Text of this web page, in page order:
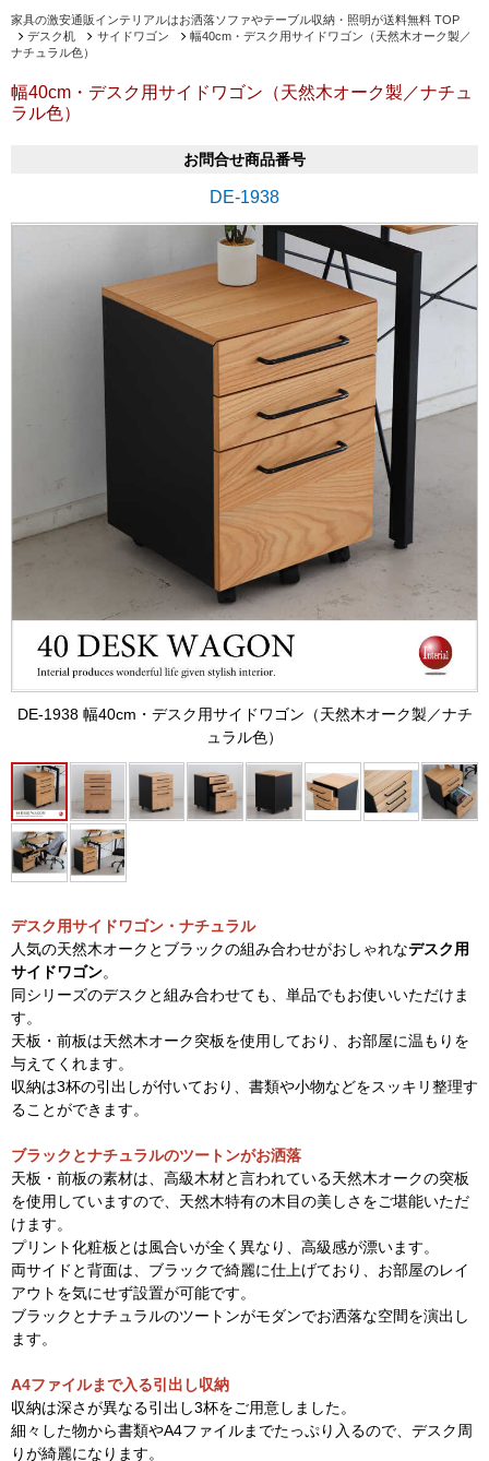
家具の激安通販インテリアルはお洒落ソファやテーブル収納・照明が送料無料 TOP
デスク机
サイドワゴン
幅40cm・デスク用サイドワゴン（天然木オーク製／
ナチュラル色）
幅40cm・デスク用サイドワゴン（天然木オーク製／ナチュ
ラル色）
お問合せ商品番号
DE-1938
DE-1938 幅40cm・デスク用サイドワゴン（天然木オーク製／ナチ
ュラル色）
デスク用サイドワゴン・ナチュラル
人気の天然木オークとブラックの組み合わせがおしゃれなデスク用
サイドワゴン。
同シリーズのデスクと組み合わせても、単品でもお使いいただけま
す。
天板・前板は天然木オーク突板を使用しており、お部屋に温もりを
与えてくれます。
収納は3杯の引出しが付いており、書類や小物などをスッキリ整理す
ることができます。
ブラックとナチュラルのツートンがお洒落
天板・前板の素材は、高級木材と言われている天然木オークの突板
を使用していますので、天然木特有の木目の美しさをご堪能いただ
けます。
プリント化粧板とは風合いが全く異なり、高級感が漂います。
両サイドと背面は、ブラックで綺麗に仕上げており、お部屋のレイ
アウトを気にせず設置が可能です。
ブラックとナチュラルのツートンがモダンでお洒落な空間を演出し
ます。
A4ファイルまで入る引出し収納
収納は深さが異なる引出し3杯をご用意しました。
細々した物から書類やA4ファイルまでたっぷり入るので、デスク周
りが綺麗になります。